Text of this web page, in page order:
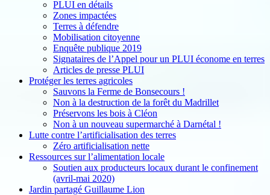
PLUI en détails
Zones impactées
Terres à défendre
Mobilisation citoyenne
Enquête publique 2019
Signataires de l’Appel pour un PLUI économe en terres
Articles de presse PLUI
Protéger les terres agricoles
Sauvons la Ferme de Bonsecours !
Non à la destruction de la forêt du Madrillet
Préservons les bois à Cléon
Non à un nouveau supermarché à Darnétal !
Lutte contre l’artificialisation des terres
Zéro artificialisation nette
Ressources sur l’alimentation locale
Soutien aux producteurs locaux durant le confinement
(avril-mai 2020)
Jardin partagé Guillaume Lion